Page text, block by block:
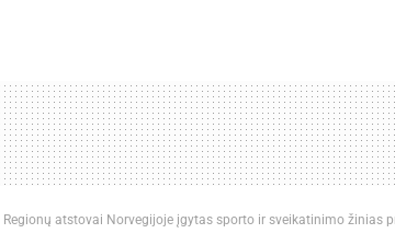
Regionų atstovai Norvegijoje įgytas sporto ir sveikatinimo žinias